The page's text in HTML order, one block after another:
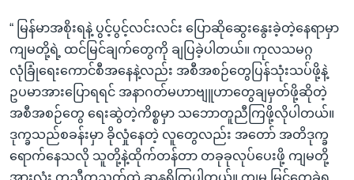
“ မြန်မာအစိုးရနဲ့ ပွင့်ပွင့်လင်းလင်း ပြောဆိုဆွေးနွေးခဲ့တဲ့နေရာမှာ
ကျမတို့ရဲ့ ထင်မြင်ချက်တွေကို ချပြခဲ့ပါတယ်။ ကုလသမဂ္ဂ
လုံခြုံရေးကောင်စီအနေနဲ့လည်း အစီအစဉ်တွေပြန်သုံးသပ်ဖို့နဲ့
ဥပမာအားပြောရရင် အနာဂတ်မဟာဗျူဟာတွေချမှတ်ဖို့ဆိုတဲ့
အစီအစဉ်တွေ ရေးဆွဲတဲ့ကိစ္စမှာ သဘောတူညီကြဖို့လိုပါတယ်။
ဒုက္ခသည်စခန်းမှာ ခိုလှုံနေတဲ့ လူတွေလည်း အတော် အတိဒုက္ခ
ရောက်နေသလို သူတို့နဲ့ထိုက်တန်တာ တခုခုလုပ်ပေးဖို့ ကျမတို့
အားလုံး တညီတညွတ်ထဲ ဆန္ဒရှိကြပါတယ်။ ကျမ မြင်တွေ့ခဲ့ရ